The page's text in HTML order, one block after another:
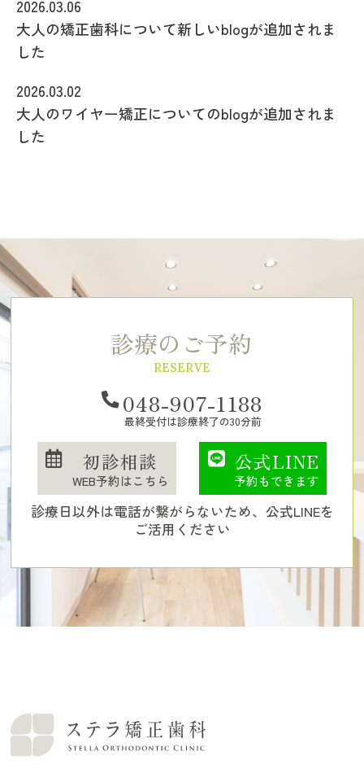
2026.03.06
大人の矯正歯科について新しいblogが追加されま
した
2026.03.02
大人のワイヤー矯正についてのblogが追加されま
した
診療のご予約
RESERVE
048-907-1188
最終受付は診療終了の30分前
初診相談
WEB予約はこちら
公式LINE
予約もできます
診療日以外は電話が繋がらないため、公式LINEを
ご活用ください